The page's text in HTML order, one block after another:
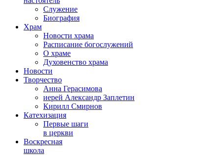
Служение
Биография
Храм
Новости храма
Расписание богослужений
О храме
Духовенство храма
Новости
Творчество
Анна Герасимова
иерей Александр Заплетин
Кирилл Смирнов
Катехизация
Первые шаги
в церкви
Воскресная
школа